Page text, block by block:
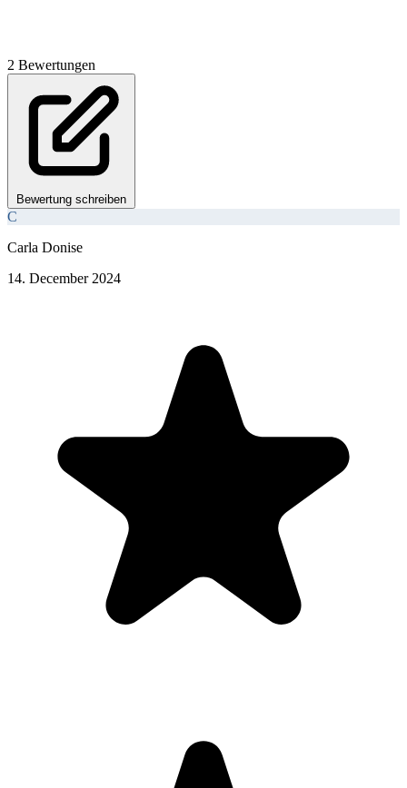
2 Bewertungen
Bewertung schreiben
C
Carla Donise
14. December 2024